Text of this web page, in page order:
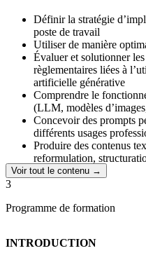
Un programme complet pour
créativité et discernement, et
dans votre quotidien
Cette formation vous prépare
inscrite au Répertoire
contenus rédactionnels et
l’intelligence artificielle
Définir la stratégie
poste de travail
Utiliser de manière
Évaluer et solutionner
règlementaires liées à
artificielle générative
Comprendre le
(LLM, modèles
Concevoir des prompts
différents usages
Produire des contenus
reformulation,
Générer des visuels et
ou un besoin spécifique
Identifier les biais,
Voir tout le contenu →
3
Programme de formation
INTRODUCTION